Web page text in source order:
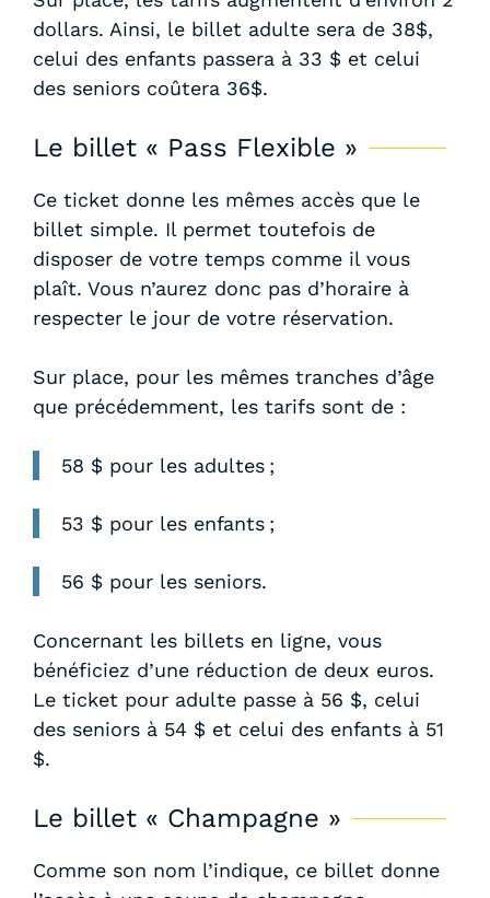
dollars. Ainsi, le billet adulte sera de 38$,
celui des enfants passera à 33 $ et celui
des seniors coûtera 36$.
Le billet « Pass Flexible »
Ce ticket donne les mêmes accès que le
billet simple. Il permet toutefois de
disposer de votre temps comme il vous
plaît. Vous n’aurez donc pas d’horaire à
respecter le jour de votre réservation.
Sur place, pour les mêmes tranches d’âge
que précédemment, les tarifs sont de :
58 $ pour les adultes ;
53 $ pour les enfants ;
56 $ pour les seniors.
Concernant les billets en ligne, vous
bénéficiez d’une réduction de deux euros.
Le ticket pour adulte passe à 56 $, celui
des seniors à 54 $ et celui des enfants à 51
$.
Le billet « Champagne »
Comme son nom l’indique, ce billet donne